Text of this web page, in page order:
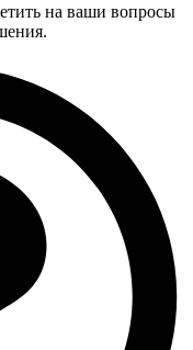
на ваши вопросы